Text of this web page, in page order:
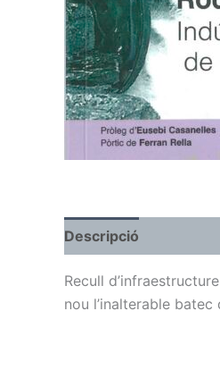
Descripció
Recull
nou l’inalterable